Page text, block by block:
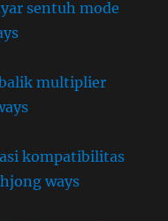
sentuh mode
multiplier
kompatibilitas
ways